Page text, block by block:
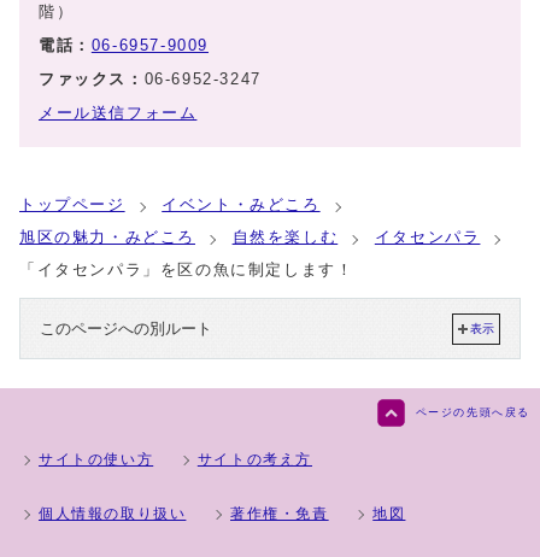
階）
電話： 06-6957-9009
ファックス： 06-6952-3247
メール送信フォーム
トップページ
イベント・みどころ
旭区の魅力・みどころ
自然を楽しむ
イタセンパラ
「イタセンパラ」を区の魚に制定します！
このページへの別ルート 表示
ページの先頭へ戻る
サイトの使い方 サイトの考え方
個人情報の取り扱い 著作権・免責 地図